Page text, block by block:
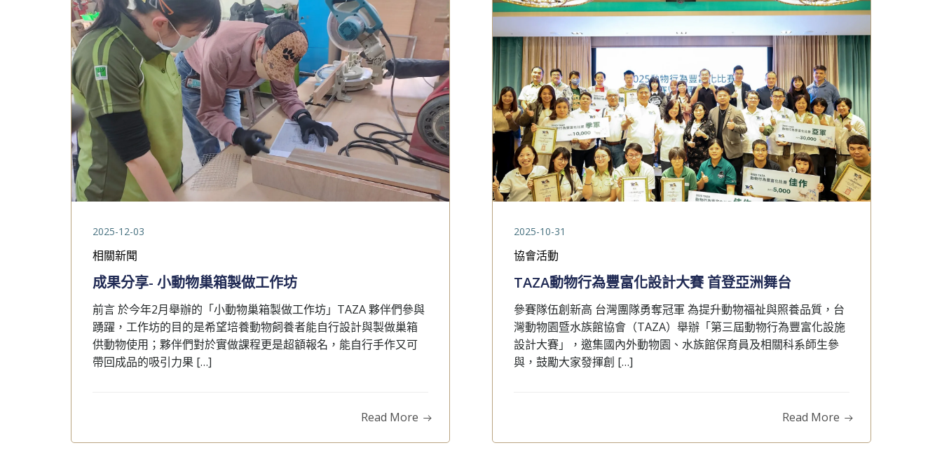
2025-12-03
相關新聞
成果分享- 小動物巢箱製做工作坊
前言 於今年2月舉辦的「小動物巢箱製做工作坊」TAZA 夥伴們參與
踴躍，工作坊的目的是希望培養動物飼養者能自行設計與製做巢箱
供動物使用；夥伴們對於實做課程更是超額報名，能自行手作又可
帶回成品的吸引力果 […]
Read More
2025-10-31
協會活動
TAZA動物行為豐富化設計大賽 首登亞洲舞台
參賽隊伍創新高 台灣團隊勇奪冠軍 為提升動物福祉與照養品質，台
灣動物園暨水族館協會（TAZA）舉辦「第三屆動物行為豐富化設施
設計大賽」，邀集國內外動物園、水族館保育員及相關科系師生參
與，鼓勵大家發揮創 […]
Read More